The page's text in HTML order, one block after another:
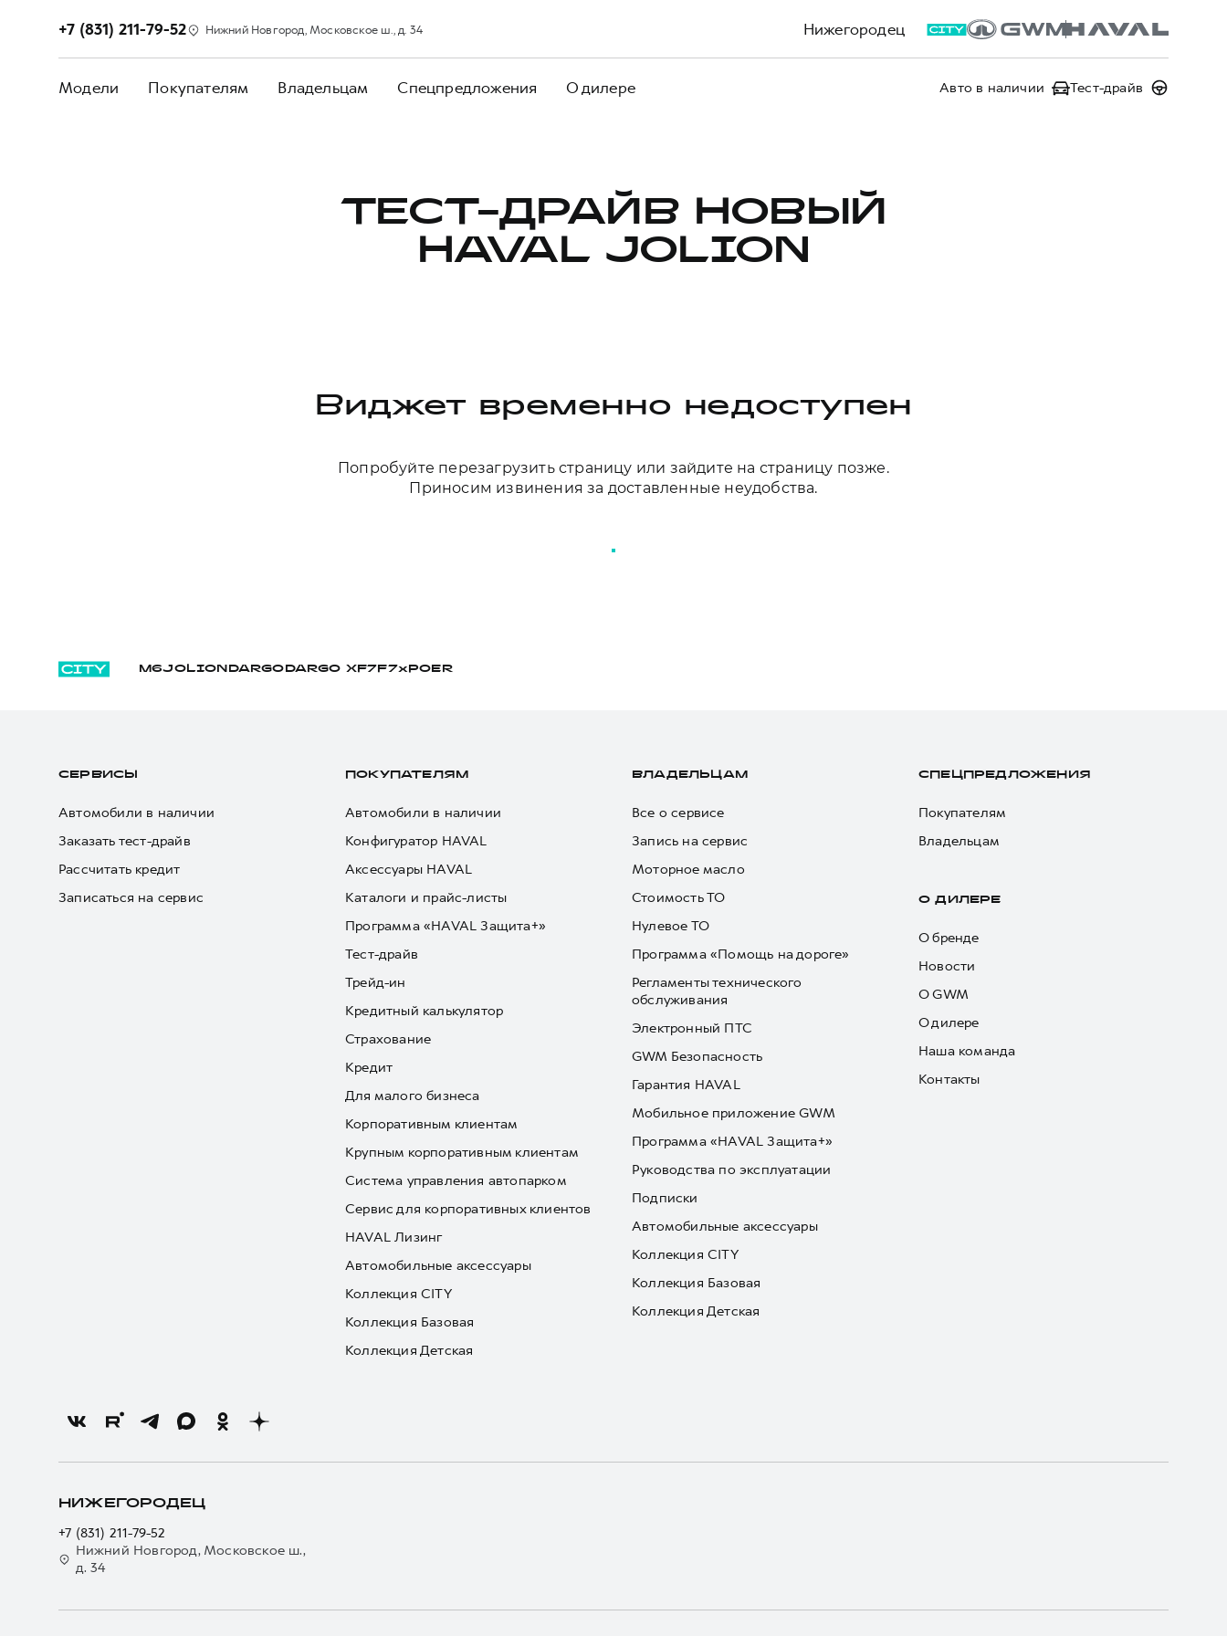
Нижегородец
+7 (831) 211-79-52 Нижний Новгород, Московское ш., д. 34
Модели Покупателям Владельцам Спецпредложения О дилере Авто в наличии Тест-драйв
ТЕСТ-ДРАЙВ НОВЫЙ
HAVAL JOLION
Виджет временно недоступен
Попробуйте перезагрузить страницу или зайдите на страницу позже.
Приносим извинения за доставленные неудобства.
ПЕРЕЗАГРУЗИТЬ СТРАНИЦУ
M6JOLION DARGO DARGO Х F7 F7x POER
СЕРВИСЫ
Автомобили в наличии
Заказать тест-драйв
Рассчитать кредит
Записаться на сервис
ПОКУПАТЕЛЯМ
Автомобили в наличии
Конфигуратор HAVAL
Аксессуары HAVAL
Каталоги и прайс-листы
Программа «HAVAL Защита+»
Тест-драйв
Трейд-ин
Кредитный калькулятор
Страхование
Кредит
Для малого бизнеса
Корпоративным клиентам
Крупным корпоративным клиентам
Система управления автопарком
Сервис для корпоративных клиентов
HAVAL Лизинг
Автомобильные аксессуары
Коллекция CITY
Коллекция Базовая
Коллекция Детская
ВЛАДЕЛЬЦАМ
Все о сервисе
Запись на сервис
Моторное масло
Стоимость ТО
Нулевое ТО
Программа «Помощь на дороге»
Регламенты технического
обслуживания
Электронный ПТС
GWM Безопасность
Гарантия HAVAL
Мобильное приложение GWM
Программа «HAVAL Защита+»
Руководства по эксплуатации
Подписки
Автомобильные аксессуары
Коллекция CITY
Коллекция Базовая
Коллекция Детская
СПЕЦПРЕДЛОЖЕНИЯ
Покупателям
Владельцам
О ДИЛЕРЕ
О бренде
Новости
О GWM
О дилере
Наша команда
Контакты
НИЖЕГОРОДЕЦ
+7 (831) 211-79-52
Нижний Новгород, Московское ш.,
д. 34